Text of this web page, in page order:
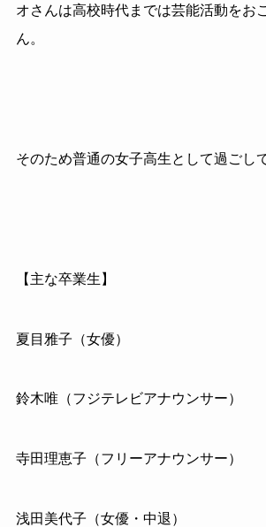
オさんは高校時代までは芸能活動をお
ん。
そのため普通の女子高生として過ごし
【主な卒業生】
夏目雅子（女優）
鈴木唯（フジテレビアナウンサー）
寺田理恵子（フリーアナウンサー）
浅田美代子（女優・中退）